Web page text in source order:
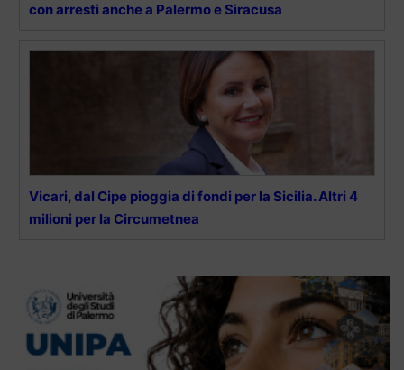
con arresti anche a Palermo e Siracusa
Vicari, dal Cipe pioggia di fondi per la Sicilia. Altri 4
milioni per la Circumetnea